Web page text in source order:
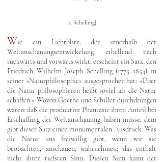
[1. Schelling]
Wie ein Lichtblitz, der innerhalb der
Weltanschauungsentwickelung erhellend nach
rückwärts und vorwärts wirkt, erscheint ein Satz, den
Friedrich Wilhelm Joseph Schelling (1775–1854) in
seiner »Naturphilosophie« ausgesprochen hat: »Über
die Natur philosophieren heißt soviel als die Natur
schaffen.« Wovon Goethe und Schiller durchdrungen
waren: daß die produktive Phantasie ihren Anteil bei
Erschaffung der Weltanschauung haben müsse, dem
gibt dieser Satz einen monumentalen Ausdruck. Was
die Natur uns freiwillig gibt, wenn wir sie
beobachten, anschauen, wahrnehmen: das enthält
nicht ihren tiefsten Sinn. Diesen Sinn kann der